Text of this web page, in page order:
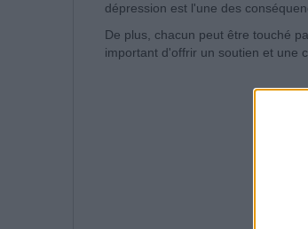
dépression est l'une des
De plus, chacun peut être touché
important d'offrir un soutien et une